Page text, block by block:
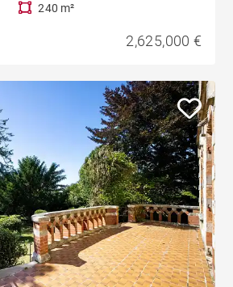
240 m²
2,625,000 €